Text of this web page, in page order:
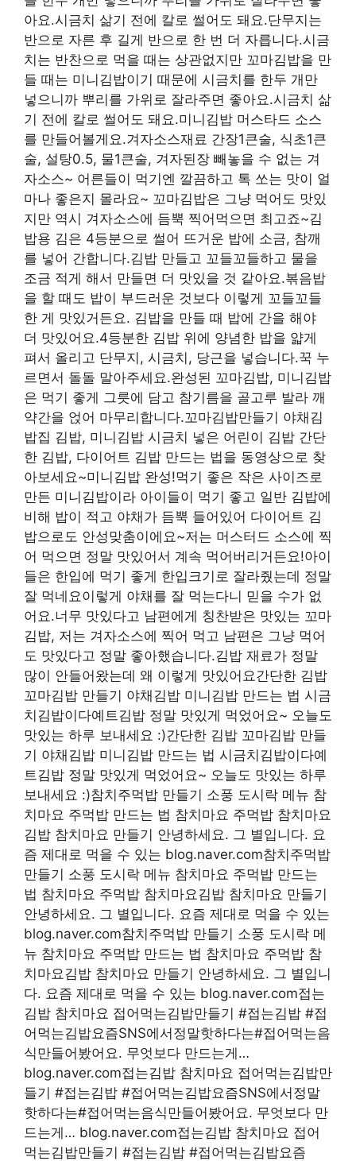
아요.시금치 삶기 전에 칼로 썰어도 돼요.단무지는
반으로 자른 후 길게 반으로 한 번 더 자릅니다.시금
치는 반찬으로 먹을 때는 상관없지만 꼬마김밥을 만
들 때는 미니김밥이기 때문에 시금치를 한두 개만
넣으니까 뿌리를 가위로 잘라주면 좋아요.시금치 삶
기 전에 칼로 썰어도 돼요.미니김밥 머스타드 소스
를 만들어볼게요.겨자소스재료 간장1큰술, 식초1큰
술, 설탕0.5, 물1큰술, 겨자된장 빼놓을 수 없는 겨
자소스~ 어른들이 먹기엔 깔끔하고 톡 쏘는 맛이 얼
마나 좋은지 몰라요~ 꼬마김밥은 그냥 먹어도 맛있
지만 역시 겨자소스에 듬뿍 찍어먹으면 최고죠~김
밥용 김은 4등분으로 썰어 뜨거운 밥에 소금, 참깨
를 넣어 간합니다.김밥 만들고 꼬들꼬들하고 물을
조금 적게 해서 만들면 더 맛있을 것 같아요.볶음밥
을 할 때도 밥이 부드러운 것보다 이렇게 꼬들꼬들
한 게 맛있거든요. 김밥을 만들 때 밥에 간을 해야
더 맛있어요.4등분한 김밥 위에 양념한 밥을 얇게
펴서 올리고 단무지, 시금치, 당근을 넣습니다.꾹 누
르면서 돌돌 말아주세요.완성된 꼬마김밥, 미니김밥
은 먹기 좋게 그릇에 담고 참기름을 골고루 발라 깨
약간을 얹어 마무리합니다.꼬마김밥만들기 야채김
밥집 김밥, 미니김밥 시금치 넣은 어린이 김밥 간단
한 김밥, 다이어트 김밥 만드는 법을 동영상으로 찾
아보세요~미니김밥 완성!먹기 좋은 작은 사이즈로
만든 미니김밥이라 아이들이 먹기 좋고 일반 김밥에
비해 밥이 적고 야채가 듬뿍 들어있어 다이어트 김
밥으로도 안성맞춤이에요~저는 머스터드 소스에 찍
어 먹으면 정말 맛있어서 계속 먹어버리거든요!아이
들은 한입에 먹기 좋게 한입크기로 잘라줬는데 정말
잘 먹네요이렇게 야채를 잘 먹는다니 믿을 수가 없
어요.너무 맛있다고 남편에게 칭찬받은 맛있는 꼬마
김밥, 저는 겨자소스에 찍어 먹고 남편은 그냥 먹어
도 맛있다고 정말 좋아했습니다.김밥 재료가 정말
많이 안들어왔는데 왜 이렇게 맛있어요간단한 김밥
꼬마김밥 만들기 야채김밥 미니김밥 만드는 법 시금
치김밥이다예트김밥 정말 맛있게 먹었어요~ 오늘도
맛있는 하루 보내세요 :)간단한 김밥 꼬마김밥 만들
기 야채김밥 미니김밥 만드는 법 시금치김밥이다예
트김밥 정말 맛있게 먹었어요~ 오늘도 맛있는 하루
보내세요 :)참치주먹밥 만들기 소풍 도시락 메뉴 참
치마요 주먹밥 만드는 법 참치마요 주먹밥 참치마요
김밥 참치마요 만들기 안녕하세요. 그 별입니다. 요
즘 제대로 먹을 수 있는 blog.naver.com참치주먹밥
만들기 소풍 도시락 메뉴 참치마요 주먹밥 만드는
법 참치마요 주먹밥 참치마요김밥 참치마요 만들기
안녕하세요. 그 별입니다. 요즘 제대로 먹을 수 있는
blog.naver.com참치주먹밥 만들기 소풍 도시락 메
뉴 참치마요 주먹밥 만드는 법 참치마요 주먹밥 참
치마요김밥 참치마요 만들기 안녕하세요. 그 별입니
다. 요즘 제대로 먹을 수 있는 blog.naver.com접는
김밥 참치마요 접어먹는김밥만들기 #접는김밥 #접
어먹는김밥요즘SNS에서정말핫하다는#접어먹는음
식만들어봤어요. 무엇보다 만드는게…
blog.naver.com접는김밥 참치마요 접어먹는김밥만
들기 #접는김밥 #접어먹는김밥요즘SNS에서정말
핫하다는#접어먹는음식만들어봤어요. 무엇보다 만
드는게… blog.naver.com접는김밥 참치마요 접어
먹는김밥만들기 #접는김밥 #접어먹는김밥요즘